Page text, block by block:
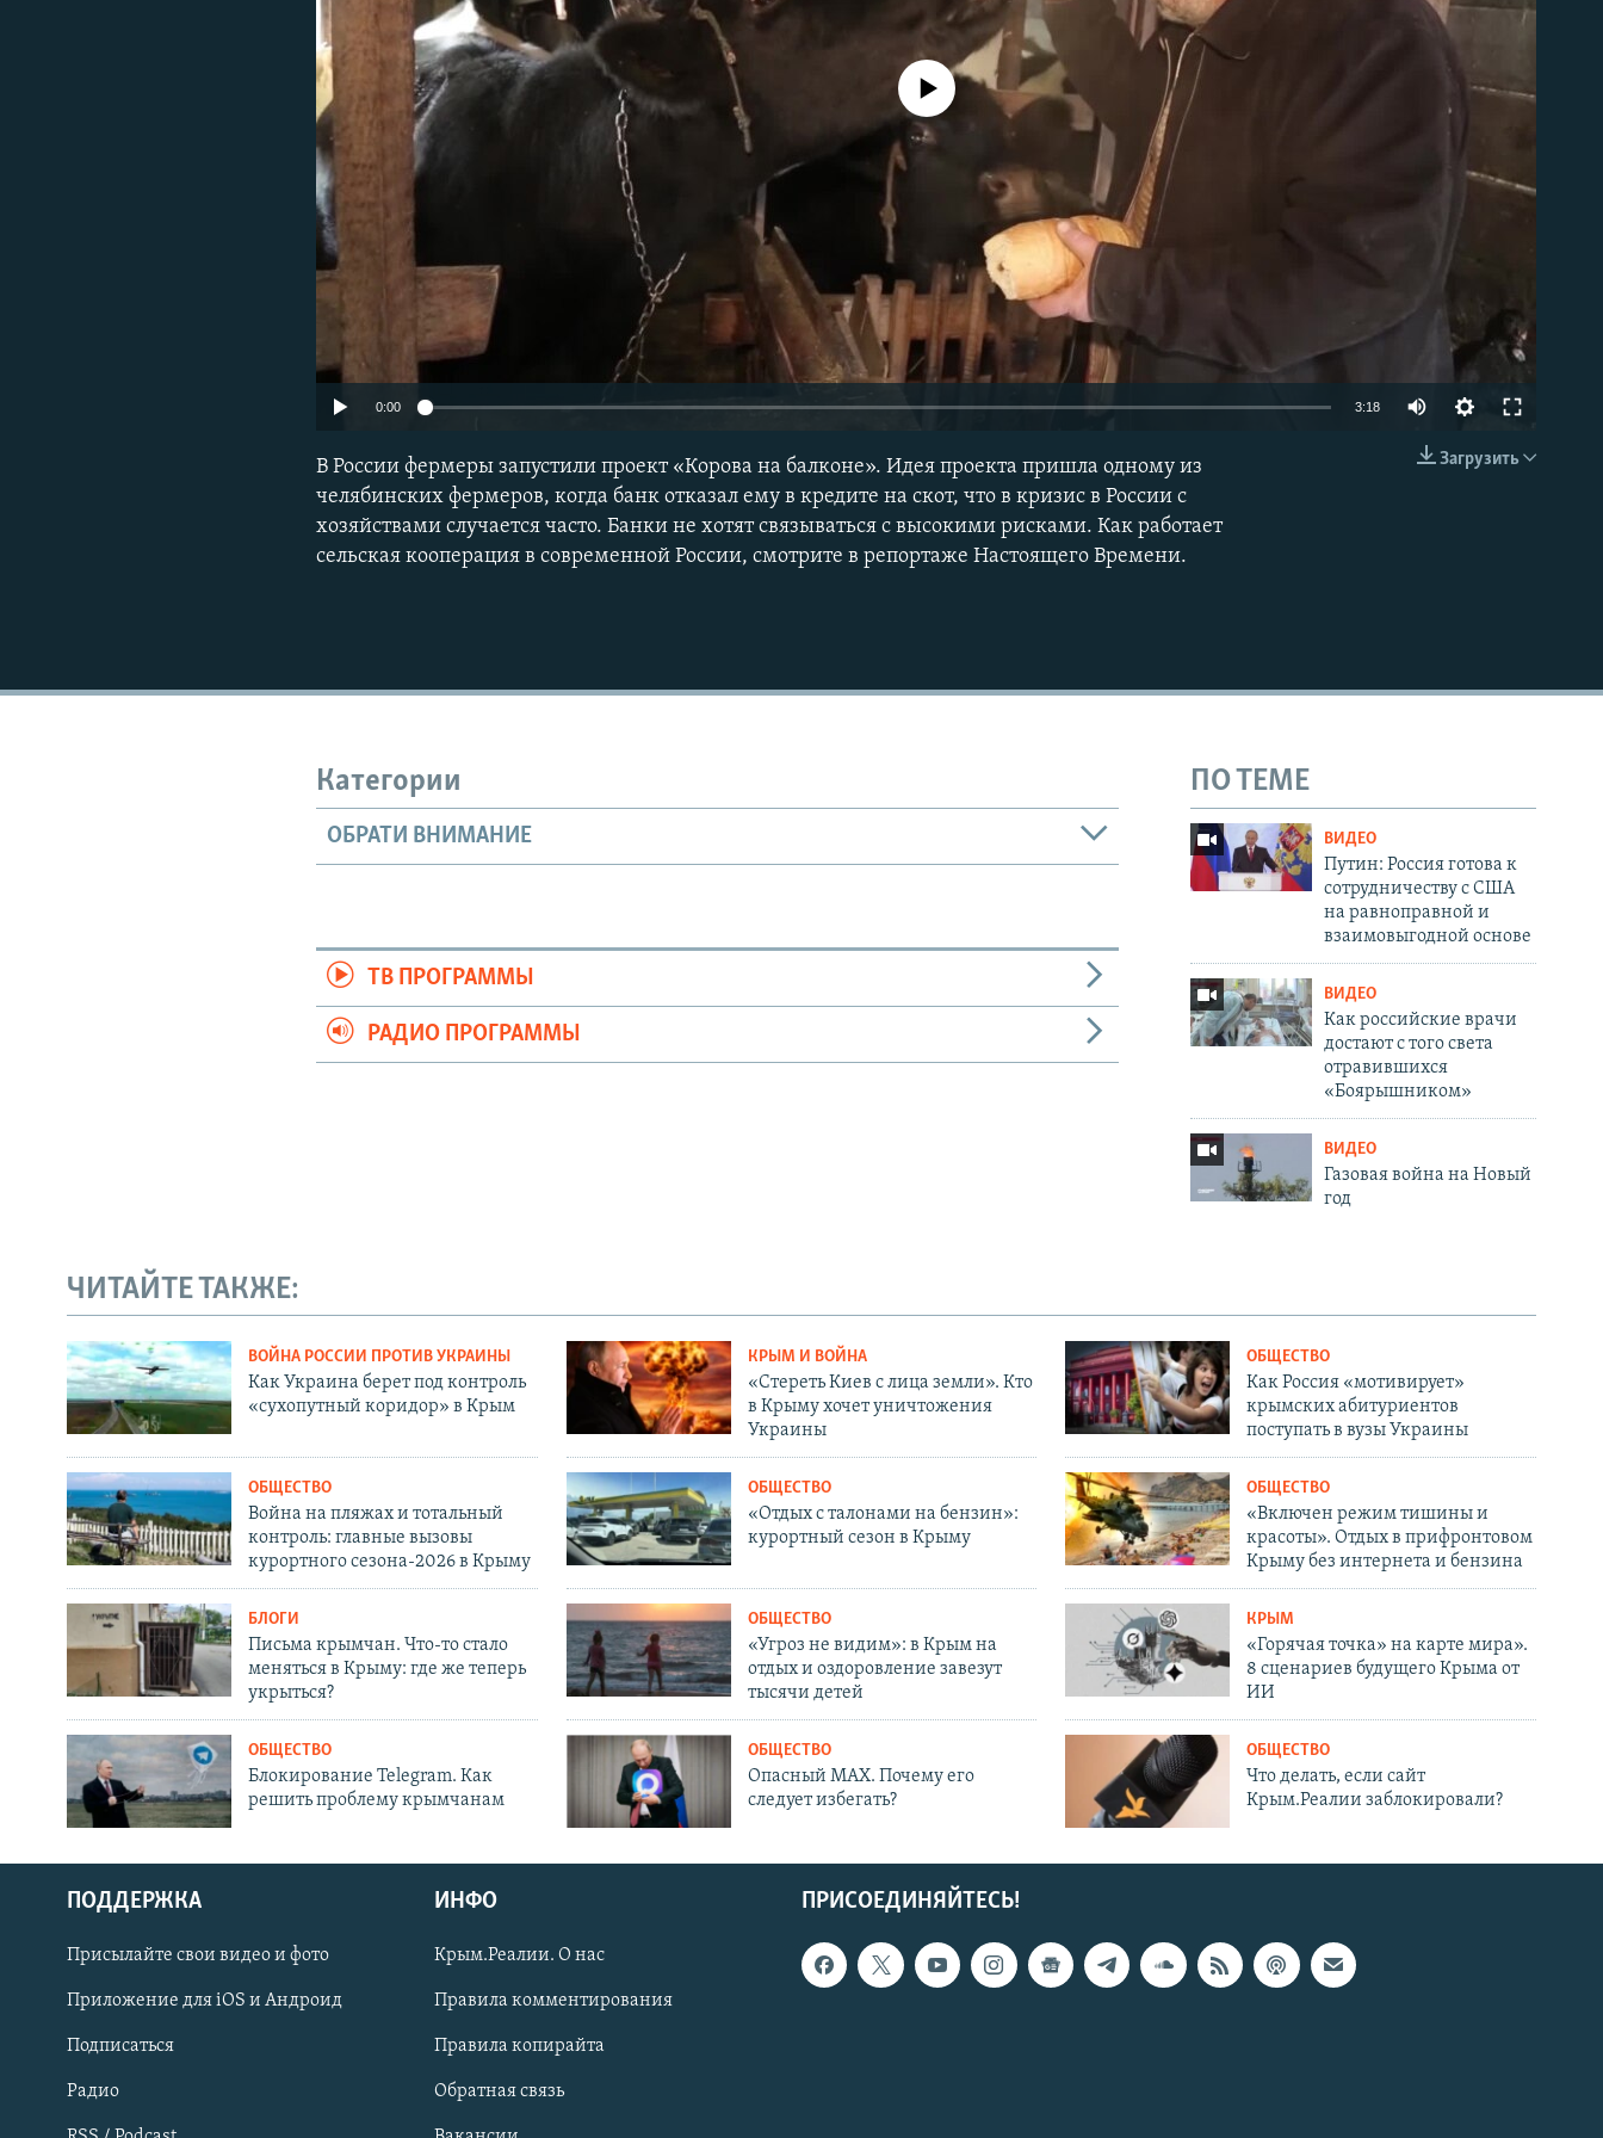
Українською
Qırımtatar
ПРИСОЕДИНЯЙТЕСЬ!
EMBED
No media source currently available
0:00 3:18
Загрузить
В России фермеры запустили проект «Корова на балконе». Идея проекта пришла одному из
челябинских фермеров, когда банк отказал ему в кредите на скот, что в кризис в России с
хозяйствами случается часто. Банки не хотят связываться с высокими рисками. Как работает
сельская кооперация в современной России, смотрите в репортаже Настоящего Времени.
ПО ТЕМЕ
ВИДЕО
Путин: Россия готова к
сотрудничеству с США
на равноправной и
взаимовыгодной основе
ВИДЕО
Как российские врачи
достают с того света
отравившихся
«Боярышником»
ВИДЕО
Газовая война на Новый
год
Категории
ОБРАТИ ВНИМАНИЕ
ТВ ПРОГРАММЫ
РАДИО ПРОГРАММЫ
ЧИТАЙТЕ ТАКЖЕ:
ВОЙНА РОССИИ ПРОТИВ УКРАИНЫ
Как Украина берет под контроль
«сухопутный коридор» в Крым
КРЫМ И ВОЙНА
«Стереть Киев с лица земли». Кто
в Крыму хочет уничтожения
Украины
ОБЩЕСТВО
Как Россия «мотивирует»
крымских абитуриентов
поступать в вузы Украины
ОБЩЕСТВО
Война на пляжах и тотальный
контроль: главные вызовы
курортного сезона-2026 в Крыму
ОБЩЕСТВО
«Отдых с талонами на бензин»:
курортный сезон в Крыму
ОБЩЕСТВО
«Включен режим тишины и
красоты». Отдых в прифронтовом
Крыму без интернета и бензина
БЛОГИ
Письма крымчан. Что-то стало
меняться в Крыму: где же теперь
укрыться?
ОБЩЕСТВО
«Угроз не видим»: в Крым на
отдых и оздоровление завезут
тысячи детей
КРЫМ
«Горячая точка» на карте мира».
8 сценариев будущего Крыма от
ИИ
ОБЩЕСТВО
Блокирование Telegram. Как
решить проблему крымчанам
ОБЩЕСТВО
Опасный MAX. Почему его
следует избегать?
ОБЩЕСТВО
Что делать, если сайт
Крым.Реалии заблокировали?
ПРИСОЕДИНЯЙТЕСЬ!
ПОДДЕРЖКА
Присылайте свои видео и фото
Приложение для iOS и Андроид
Подписаться
Радио
ИНФО
Крым.Реалии. О нас
Правила комментирования
Правила копирайта
Обратная связь